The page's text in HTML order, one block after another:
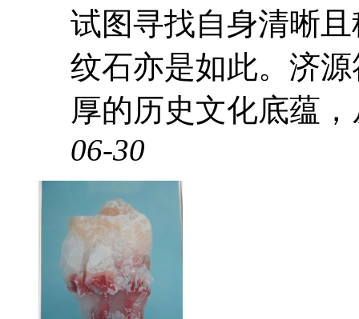
试图寻找自身清晰
纹石亦是如此。济
厚的历史文化底蕴
06-30